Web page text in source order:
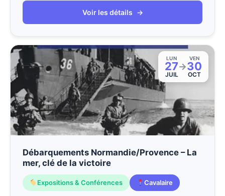
Voir les détails →
LUN
27
JUIL
→
VEN
30
OCT
Débarquements Normandie/Provence – La
mer, clé de la victoire
Expositions & Conférences Cavalaire